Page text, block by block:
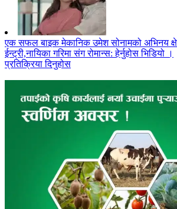
एक सफल बाइक मेकानिक उमेश सोनामको अभिनय
ईन्ट्री,नायिका गरिमा संग रोमान्स: हेर्नुहोस भिडियो ।
प्रतिक्रिया दिनुहोस